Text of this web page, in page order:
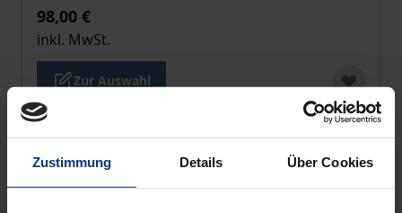
Zustimmung Details Über Cookies
98,00 €
inkl. MwSt.
Zur Auswahl